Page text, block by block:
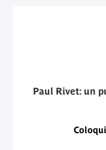
Paul Rivet: un